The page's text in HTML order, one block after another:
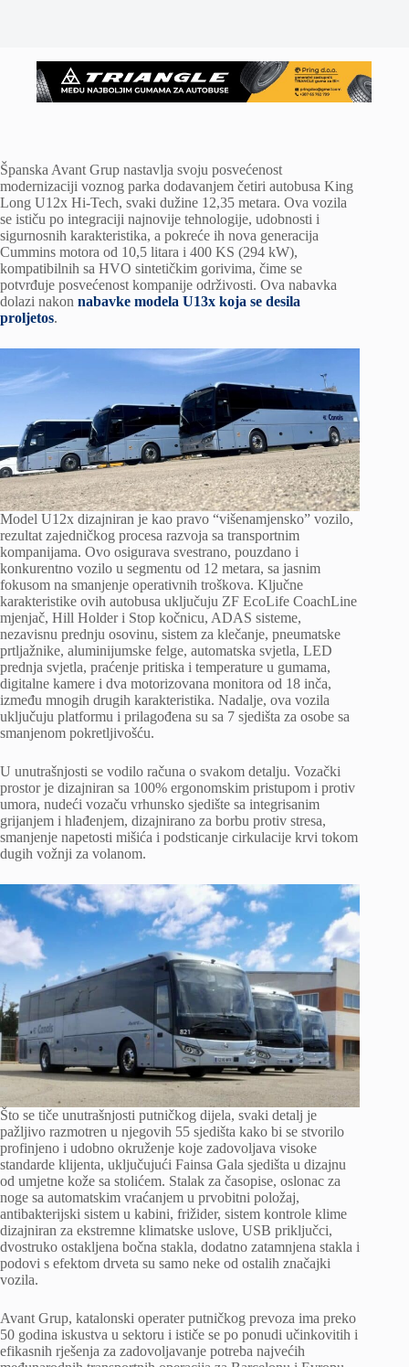
Španska Avant Grup nastavlja svoju posvećenost
modernizaciji voznog parka dodavanjem četiri autobusa King
Long U12x Hi-Tech, svaki dužine 12,35 metara. Ova vozila
se ističu po integraciji najnovije tehnologije, udobnosti i
sigurnosnih karakteristika, a pokreće ih nova generacija
Cummins motora od 10,5 litara i 400 KS (294 kW),
kompatibilnih sa HVO sintetičkim gorivima, čime se
potvrđuje posvećenost kompanije održivosti. Ova nabavka
dolazi nakon nabavke modela U13x koja se desila
proljetos.
Model U12x dizajniran je kao pravo “višenamjensko” vozilo,
rezultat zajedničkog procesa razvoja sa transportnim
kompanijama. Ovo osigurava svestrano, pouzdano i
konkurentno vozilo u segmentu od 12 metara, sa jasnim
fokusom na smanjenje operativnih troškova. Ključne
karakteristike ovih autobusa uključuju ZF EcoLife CoachLine
mjenjač, ​​Hill Holder i Stop kočnicu, ADAS sisteme,
nezavisnu prednju osovinu, sistem za klečanje, pneumatske
prtljažnike, aluminijumske felge, automatska svjetla, LED
prednja svjetla, praćenje pritiska i temperature u gumama,
digitalne kamere i dva motorizovana monitora od 18 inča,
između mnogih drugih karakteristika. Nadalje, ova vozila
uključuju platformu i prilagođena su sa 7 sjedišta za osobe sa
smanjenom pokretljivošću.
U unutrašnjosti se vodilo računa o svakom detalju. Vozački
prostor je dizajniran sa 100% ergonomskim pristupom i protiv
umora, nudeći vozaču vrhunsko sjedište sa integrisanim
grijanjem i hlađenjem, dizajnirano za borbu protiv stresa,
smanjenje napetosti mišića i podsticanje cirkulacije krvi tokom
dugih vožnji za volanom.
Što se tiče unutrašnjosti putničkog dijela, svaki detalj je
pažljivo razmotren u njegovih 55 sjedišta kako bi se stvorilo
profinjeno i udobno okruženje koje zadovoljava visoke
standarde klijenta, uključujući Fainsa Gala sjedišta u dizajnu
od umjetne kože sa stolićem. Stalak za časopise, oslonac za
noge sa automatskim vraćanjem u prvobitni položaj,
antibakterijski sistem u kabini, frižider, sistem kontrole klime
dizajniran za ekstremne klimatske uslove, USB priključci,
dvostruko ostakljena bočna stakla, dodatno zatamnjena stakla i
podovi s efektom drveta su samo neke od ostalih značajki
vozila.
Avant Grup, katalonski operater putničkog prevoza ima preko
50 godina iskustva u sektoru i ističe se po ponudi učinkovitih i
efikasnih rješenja za zadovoljavanje potreba najvećih